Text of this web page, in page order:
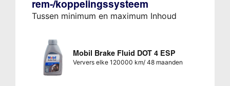
rem-/koppelingssysteem
Tussen minimum en maximum Inhoud
Mobil Brake Fluid DOT 4 ESP
Ververs elke 120000 km/ 48 maanden